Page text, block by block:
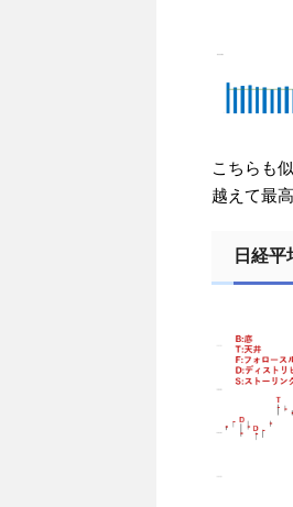
こちらも
越えて最
日経